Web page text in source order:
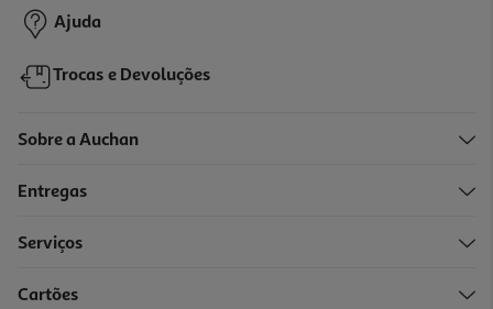
Ajuda
Trocas e Devoluções
Sobre a Auchan
Entregas
Serviços
Cartões